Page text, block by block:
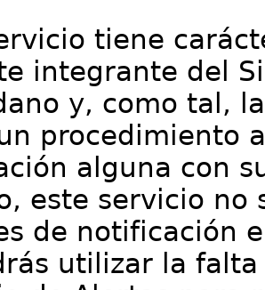
tiene
integrante del
y, como tal,
procedimiento
alguna con
este servicio no
de notificación
utilizar la